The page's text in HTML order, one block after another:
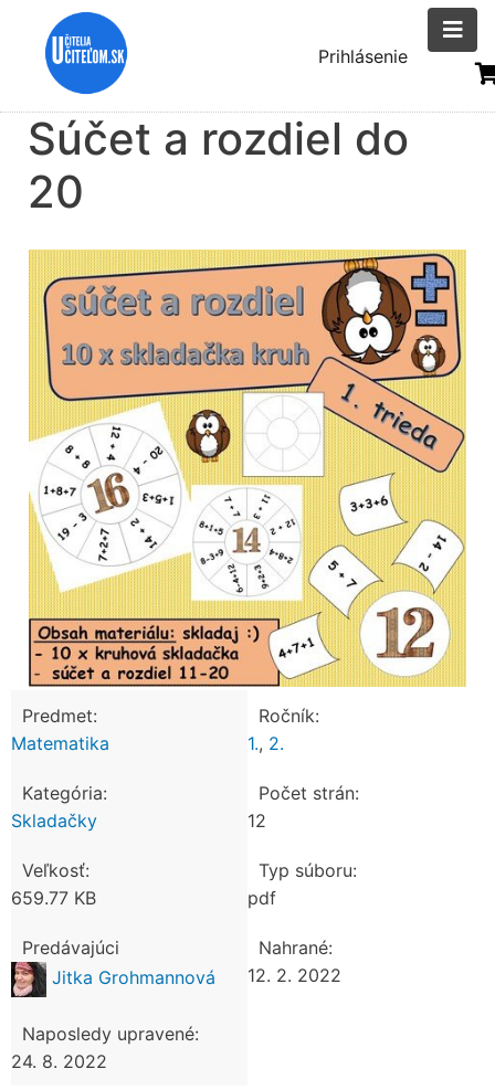
Menu
účtu
Prihlásenie
Súčet a rozdiel do
20
Predmet:
Matematika
Ročník:
1., 2.
Kategória:
Skladačky
Počet strán:
12
Veľkosť:
659.77 KB
Typ súboru:
pdf
Predávajúci
Jitka Grohmannová
Nahrané:
12. 2. 2022
Naposledy upravené:
24. 8. 2022